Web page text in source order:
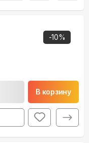
-10%
В корзину